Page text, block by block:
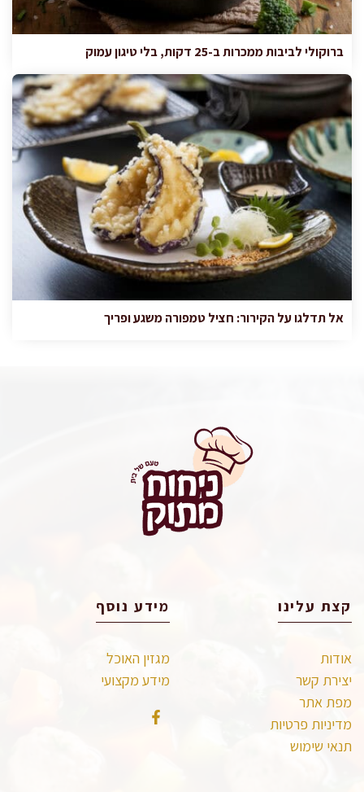
ברוקולי לביבות ממכרות ב-25 דקות, בלי טיגון עמוק
אל תדלגו על הקירור: חציל טמפורה משגע ופריך
קצת עלינו
אודות
יצירת קשר
מפת אתר
מדיניות פרטיות
תנאי שימוש
מידע נוסף
מגזין האוכל
מידע מקצועי